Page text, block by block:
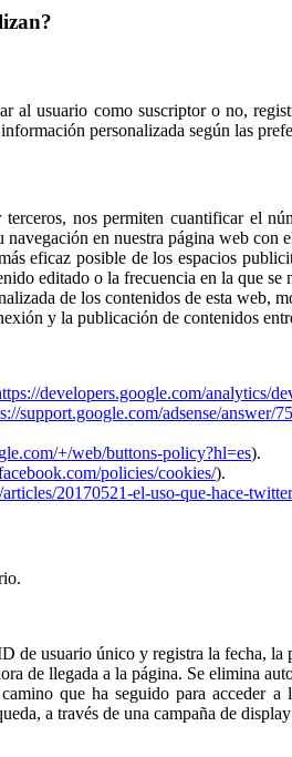
usuario como suscriptor o no,
personalizada según las
nos permiten cuantificar el
en nuestra página web
eficaz posible de los espacios
editado o la frecuencia en la que se
de los contenidos de esta web,
y la publicación de contenidos
developers.google.com/analytics/
support.google.com/adsense/answer/
+/web/buttons-policy?hl=es).
policies/cookies/).
20170521-el-uso-que-hace-
de usuario único y registra la fecha,
de llegada a la página. Se elimina
que ha seguido para acceder
a través de una campaña de